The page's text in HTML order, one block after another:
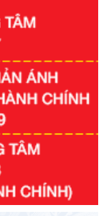
phủ: Quy
2026 - 2030